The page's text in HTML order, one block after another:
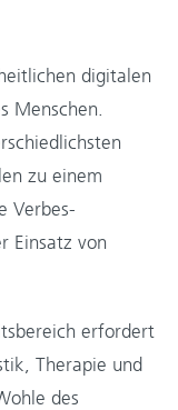
digitalen
Menschen.
zu einem
Verbes­
Einsatz von
erfordert
Therapie und
des